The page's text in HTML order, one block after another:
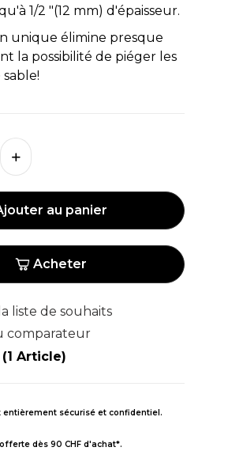
1/2 "(12 mm) d'épaisseur.
unique élimine presque
la possibilité de piéger les
au panier
Acheter
liste de souhaits
comparateur
(1 Article)
entièrement sécurisé et confidentiel.
dès 90 CHF d'achat*.